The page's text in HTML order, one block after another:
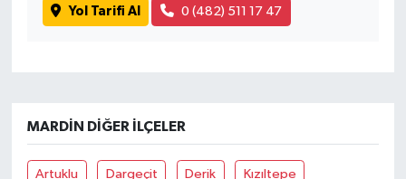
Yol Tarifi Al 0 (482) 511 17 47
MARDIN DIĞER İLÇELER
Artuklu Dargeçit Derik Kızıltepe